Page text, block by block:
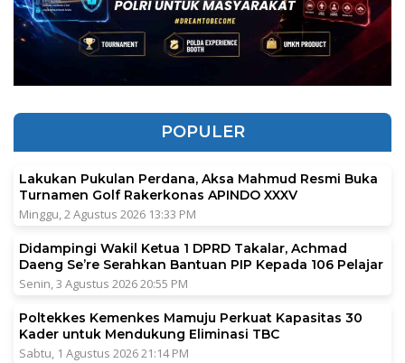
POPULER
Lakukan Pukulan Perdana, Aksa Mahmud Resmi Buka
Turnamen Golf Rakerkonas APINDO XXXV
Minggu, 2 Agustus 2026 13:33 PM
Didampingi Wakil Ketua 1 DPRD Takalar, Achmad
Daeng Se’re Serahkan Bantuan PIP Kepada 106 Pelajar
Senin, 3 Agustus 2026 20:55 PM
Poltekkes Kemenkes Mamuju Perkuat Kapasitas 30
Kader untuk Mendukung Eliminasi TBC
Sabtu, 1 Agustus 2026 21:14 PM